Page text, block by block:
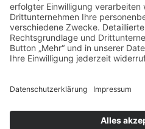
Montag bis Freitag:
08:00 Uhr - 18:00 Uhr
sowie nach Vereinbarung